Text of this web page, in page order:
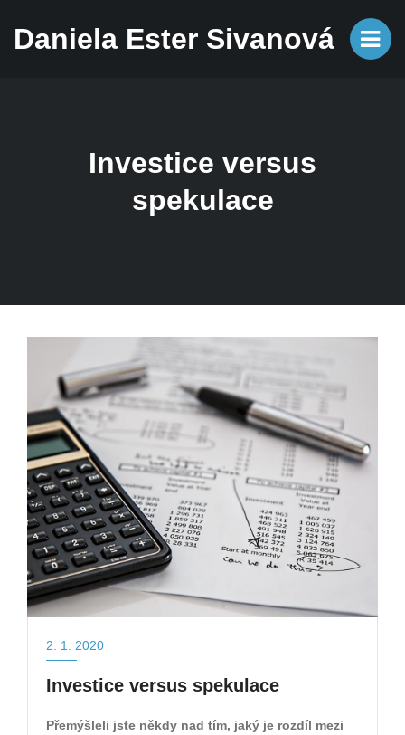
Daniela Ester Sivanová
Investice versus
spekulace
2. 1. 2020
Investice versus spekulace
Přemýšleli jste někdy nad tím, jaký je rozdíl mezi